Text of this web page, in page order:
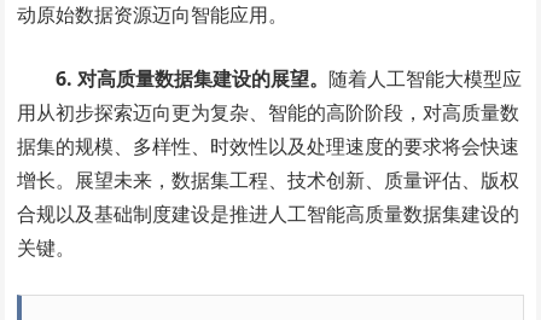
动原始数据资源迈向智能应用。
6. 对高质量数据集建设的展望。随着人工智能大模型应
用从初步探索迈向更为复杂、智能的高阶阶段，对高质量数
据集的规模、多样性、时效性以及处理速度的要求将会快速
增长。展望未来，数据集工程、技术创新、质量评估、版权
合规以及基础制度建设是推进人工智能高质量数据集建设的
关键。